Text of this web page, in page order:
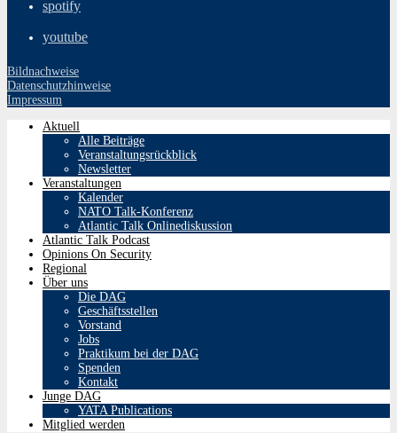
spotify
youtube
Bildnachweise
Datenschutzhinweise
Impressum
Aktuell
Alle Beiträge
Veranstaltungsrückblick
Newsletter
Veranstaltungen
Kalender
NATO Talk-Konferenz
Atlantic Talk Onlinediskussion
Atlantic Talk Podcast
Opinions On Security
Regional
Über uns
Die DAG
Geschäftsstellen
Vorstand
Jobs
Praktikum bei der DAG
Spenden
Kontakt
Junge DAG
YATA Publications
Mitglied werden